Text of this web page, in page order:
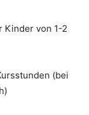
Kinder von 1-2
(bei